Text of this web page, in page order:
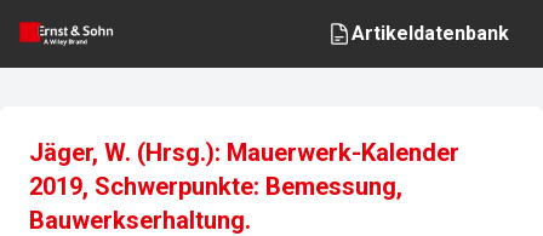
Artikeldatenbank
Jäger, W. (Hrsg.): Mauerwerk-Kalender
2019, Schwerpunkte: Bemessung,
Bauwerkserhaltung.